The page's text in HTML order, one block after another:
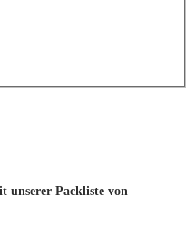
unserer Packliste von